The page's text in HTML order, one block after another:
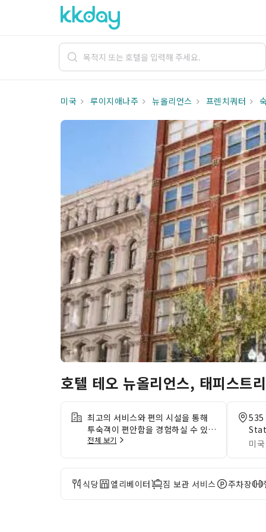
미국 루이지애나주 뉴올리언스 프렌치쿼터
호텔 테오 뉴올리언스, 태피스트
최고의 서비스와 편의 시설을 통해
투숙객이 편안함을 경험하실 수 있도
록 세심한 주의를 기울입니다. 무료
방문하는 동안 걱정 없이 온라인 활
동을 이어가세요. 숙소에서 제공하는
교통 서비스로 뉴올리언스 (LA)의
매력을 더욱 편리하게 즐겨보세요.
전체 보기
미
식당 엘리베이터 짐 보관 서비스 주차장